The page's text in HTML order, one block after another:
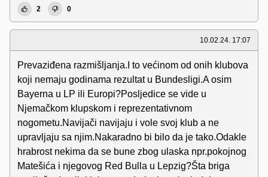
2 0
10.02.24. 17:07
Prevaziđena razmišljanja.I to većinom od onih klubova
koji nemaju godinama rezultat u Bundesligi.A osim
Bayerna u LP ili Europi?Posljedice se vide u
Njemačkom klupskom i reprezentativnom
nogometu.Navijači navijaju i vole svoj klub a ne
upravljaju sa njim.Nakaradno bi bilo da je tako.Odakle
hrabrost nekima da se bune zbog ulaska npr.pokojnog
Matešića i njegovog Red Bulla u Lepzig?Šta briga